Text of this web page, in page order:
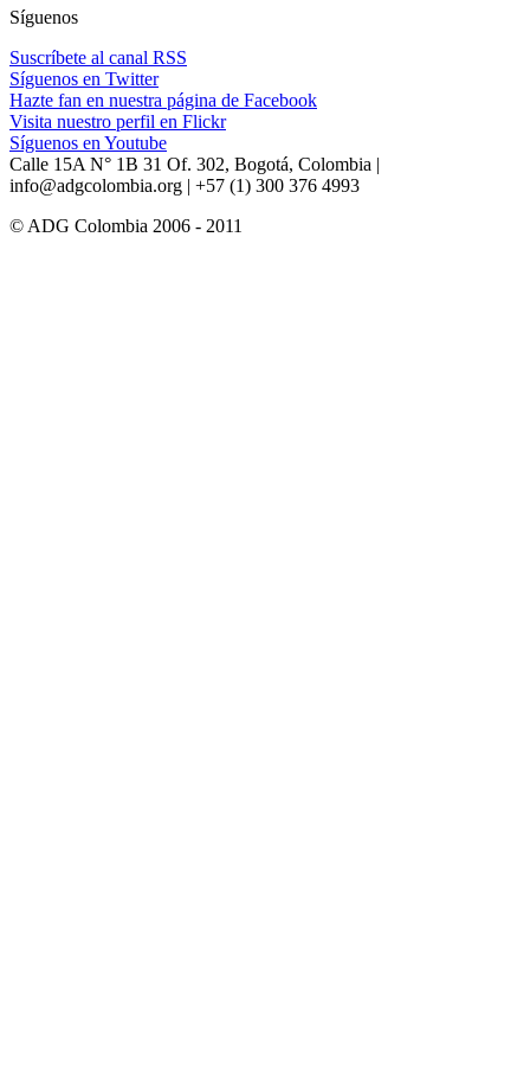
Síguenos
Suscríbete al canal RSS
Síguenos en Twitter
Hazte fan en nuestra página de Facebook
Visita nuestro perfil en Flickr
Síguenos en Youtube
Calle 15A N° 1B 31 Of. 302, Bogotá, Colombia |
info@adgcolombia.org | +57 (1) 300 376 4993
© ADG Colombia 2006 - 2011